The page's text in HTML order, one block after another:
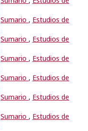
Sumario , Estudios de
Sumario , Estudios de
Sumario , Estudios de
Sumario , Estudios de
Sumario , Estudios de
Sumario , Estudios de